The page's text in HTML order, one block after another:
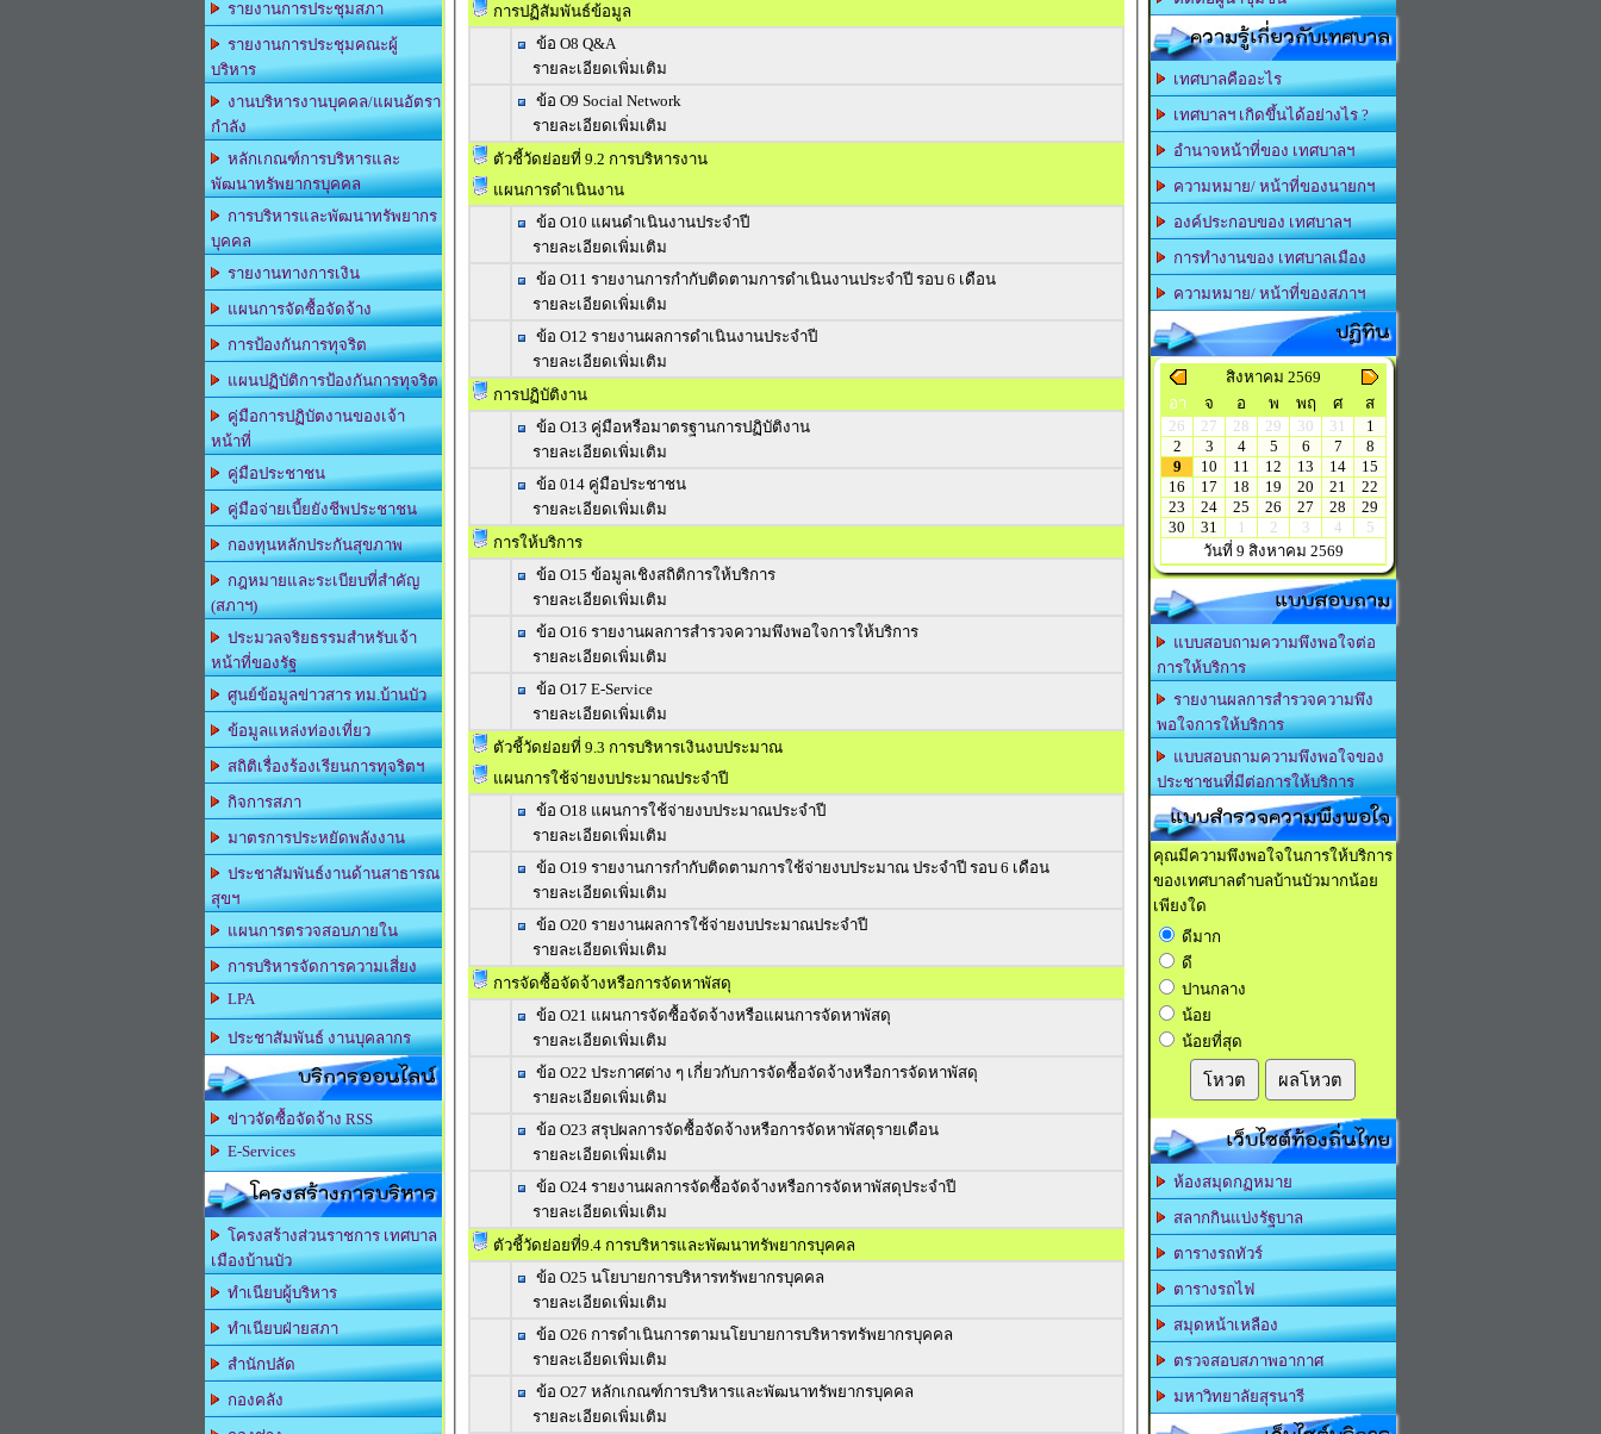
รายงานการประชุมสภา
รายงานการประชุมคณะผู้
บริหาร
งานบริหารงานบุคคล/แผนอัตรา
กำลัง
หลักเกณฑ์การบริหารและ
พัฒนาทรัพยากรบุคคล
การบริหารและพัฒนาทรัพยากร
บุคคล
รายงานทางการเงิน
แผนการจัดซื้อจัดจ้าง
การป้องกันการทุจริต
แผนปฏิบัติการป้องกันการทุจริต
คู่มือการปฏิบัตงานของเจ้า
หน้าที่
คู่มือประชาชน
คู่มือจ่ายเบี้ยยังชีพประชาชน
กองทุนหลักประกันสุขภาพ
กฎหมายและระเบียบที่สำคัญ
(สภาฯ)
ประมวลจริยธรรมสำหรับเจ้า
หน้าที่ของรัฐ
ศูนย์ข้อมูลข่าวสาร ทม.บ้านบัว
ข้อมูลแหล่งท่องเที่ยว
สถิติเรื่องร้องเรียนการทุจริตฯ
กิจการสภา
มาตรการประหยัดพลังงาน
ประชาสัมพันธ์งานด้านสาธารณ
สุขฯ
แผนการตรวจสอบภายใน
การบริหารจัดการความเสี่ยง
LPA
ประชาสัมพันธ์ งานบุคลากร
บริการออนไลน์
ข่าวจัดซื้อจัดจ้าง RSS
E-Services
โครงสร้างการบริหาร
โครงสร้างส่วนราชการ เทศบาล
เมืองบ้านบัว
ทำเนียบผู้บริหาร
ทำเนียบฝ่ายสภา
สำนักปลัด
กองคลัง
การปฏิสัมพันธ์ข้อมูล
ข้อ O8 Q&A
รายละเอียดเพิ่มเติม
ข้อ O9 Social Network
รายละเอียดเพิ่มเติม
ตัวชี้วัดย่อยที่ 9.2 การบริหารงาน
แผนการดำเนินงาน
ข้อ O10 แผนดำเนินงานประจำปี
รายละเอียดเพิ่มเติม
ข้อ O11 รายงานการกำกับติดตามการดำเนินงานประจำปี รอบ 6 เดือน
รายละเอียดเพิ่มเติม
ข้อ O12 รายงานผลการดำเนินงานประจำปี
รายละเอียดเพิ่มเติม
การปฏิบัติงาน
ข้อ O13 คู่มือหรือมาตรฐานการปฏิบัติงาน
รายละเอียดเพิ่มเติม
ข้อ 014 คู่มือประชาชน
รายละเอียดเพิ่มเติม
การให้บริการ
ข้อ O15 ข้อมูลเชิงสถิติการให้บริการ
รายละเอียดเพิ่มเติม
ข้อ O16 รายงานผลการสำรวจความพึงพอใจการให้บริการ
รายละเอียดเพิ่มเติม
ข้อ O17 E-Service
รายละเอียดเพิ่มเติม
ตัวชี้วัดย่อยที่ 9.3 การบริหารเงินงบประมาณ
แผนการใช้จ่ายงบประมาณประจำปี
ข้อ O18 แผนการใช้จ่ายงบประมาณประจำปี
รายละเอียดเพิ่มเติม
ข้อ O19 รายงานการกำกับติดตามการใช้จ่ายงบประมาณ ประจำปี รอบ 6 เดือน
รายละเอียดเพิ่มเติม
ข้อ O20 รายงานผลการใช้จ่ายงบประมาณประจำปี
รายละเอียดเพิ่มเติม
การจัดซื้อจัดจ้างหรือการจัดหาพัสดุ
ข้อ O21 แผนการจัดซื้อจัดจ้างหรือแผนการจัดหาพัสดุ
รายละเอียดเพิ่มเติม
ข้อ O22 ประกาศต่าง ๆ เกี่ยวกับการจัดซื้อจัดจ้างหรือการจัดหาพัสดุ
รายละเอียดเพิ่มเติม
ข้อ O23 สรุปผลการจัดซื้อจัดจ้างหรือการจัดหาพัสดุรายเดือน
รายละเอียดเพิ่มเติม
ข้อ O24 รายงานผลการจัดซื้อจัดจ้างหรือการจัดหาพัสดุประจำปี
รายละเอียดเพิ่มเติม
ตัวชี้วัดย่อยที่9.4 การบริหารและพัฒนาทรัพยากรบุคคล
ข้อ O25 นโยบายการบริหารทรัพยากรบุคคล
รายละเอียดเพิ่มเติม
ข้อ O26 การดำเนินการตามนโยบายการบริหารทรัพยากรบุคคล
รายละเอียดเพิ่มเติม
ข้อ O27 หลักเกณฑ์การบริหารและพัฒนาทรัพยากรบุคคล
รายละเอียดเพิ่มเติม
ความรู้เกี่ยวกับเทศบาล
เทศบาลคืออะไร
เทศบาลฯ เกิดขึ้นได้อย่างไร ?
อำนาจหน้าที่ของ เทศบาลฯ
ความหมาย/ หน้าที่ของนายกฯ
องค์ประกอบของ เทศบาลฯ
การทำงานของ เทศบาลเมือง
ความหมาย/ หน้าที่ของสภาฯ
ปฏิทิน
สิงหาคม 2569
อา
จ อ พ พฤ ศ
ส
26
27 28 29 30 31
1
2
3 4 5 6 7
8
9
10 11 12 13 14
15
16
17 18 19 20 21
22
23
24 25 26 27 28
29
30
31 1 2 3 4
5
วันที่ 9 สิงหาคม 2569
แบบสอบถาม
แบบสอบถามความพึงพอใจต่อ
การให้บริการ
รายงานผลการสำรวจความพึง
พอใจการให้บริการ
แบบสอบถามความพึงพอใจของ
ประชาชนที่มีต่อการให้บริการ
แบบสำรวจความพึงพอใจ
คุณมีความพึงพอใจในการให้บริการ
ของเทศบาลตำบลบ้านบัวมากน้อย
เพียงใด
ดีมาก
ดี
ปานกลาง
น้อย
น้อยที่สุด
โหวต ผลโหวต
เว็บไซต์ท้องถิ่นไทย
ห้องสมุดกฏหมาย
สลากกินแบ่งรัฐบาล
ตารางรถทัวร์
ตารางรถไฟ
สมุดหน้าเหลือง
ตรวจสอบสภาพอากาศ
มหาวิทยาลัยสุรนารี